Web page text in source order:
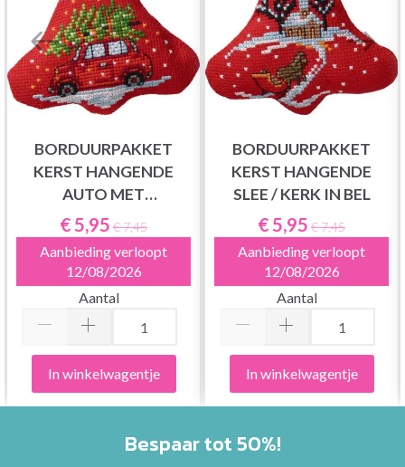
BORDUURPAKKET
KERST HANGENDE
AUTO MET
KERSTBOOM
€ 5,95 € 7,45
Aanbieding verloopt
12/08/2026
Aantal
In winkelwagentje
BORDUURPAKKET
KERST HANGENDE
SLEE / KERK IN BEL
€ 5,95 € 7,45
Aanbieding verloopt
12/08/2026
Aantal
In winkelwagentje
Bespaar tot 50%!